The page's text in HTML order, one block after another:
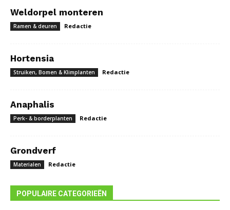
Weldorpel monteren
Ramen & deuren Redactie
Hortensia
Struiken, Bomen & Klimplanten Redactie
Anaphalis
Perk- & borderplanten Redactie
Grondverf
Materialen Redactie
POPULAIRE CATEGORIEËN